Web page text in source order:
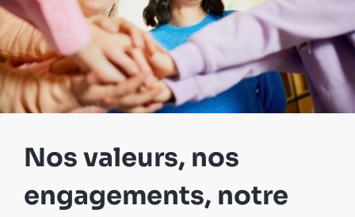
Nos valeurs, nos
engagements, notre